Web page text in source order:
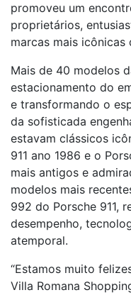
promoveu um
proprietários,
marcas mais
Mais de 40 modelos
estacionamento do
e transformando o
da sofisticada
estavam clássicos
911 ano 1986 e o
mais antigos e
modelos mais
992 do Porsche 911,
desempenho,
atemporal.
“Estamos muito
Villa Romana